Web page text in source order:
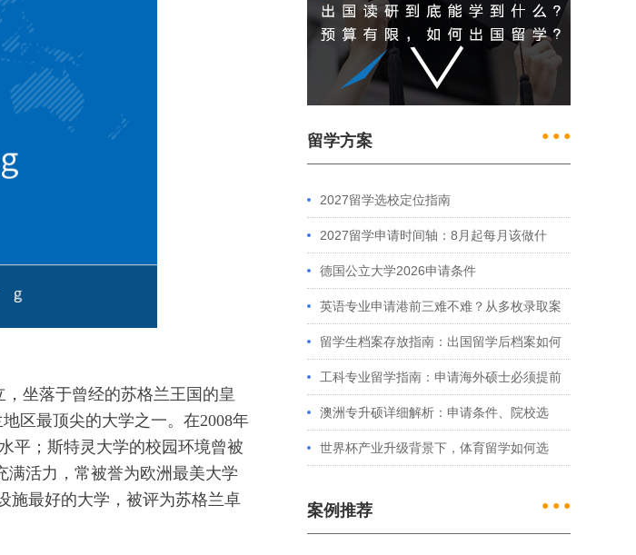
坐落于曾经的苏格兰王国的皇
区最顶尖的大学之一。在2008年
平；斯特灵大学的校园环境曾被
满活力，常被誉为欧洲最美大学
施最好的大学，被评为苏格兰卓
留学方案 ● ● ●
2027留学选校定位指南
2027留学申请时间轴：8月起每月该做什
么？英、美、澳、港申请全攻略
德国公立大学2026申请条件
英语专业申请港前三难不难？从多枚录取案
例看港大、港中文申请要求
留学生档案存放指南：出国留学后档案如何
处理？留学服务中心常见问题解答
工科专业留学指南：申请海外硕士必须提前
准备的4件事
澳洲专升硕详细解析：申请条件、院校选
择、学制费用全介绍
世界杯产业升级背景下，体育留学如何选
案例推荐 ● ● ●